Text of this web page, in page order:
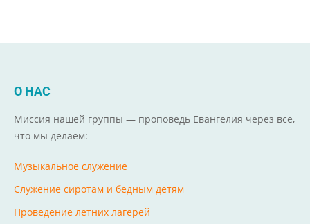
О НАС
Миссия нашей группы — проповедь Евангелия через все,
что мы делаем:
Музыкальное служение
Служение сиротам и бедным детям
Проведение летних лагерей